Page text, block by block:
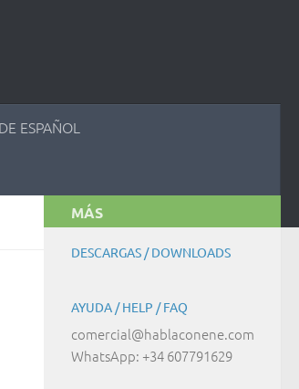
ESPAÑOL
MÁS
DESCARGAS / DOWNLOADS
AYUDA / HELP / FAQ
comercial@hablaconene.com
WhatsApp: +34 607791629